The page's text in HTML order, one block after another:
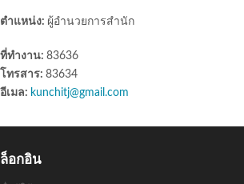
ตำแหน่ง: ผู้อำนวยการสำนัก
ที่ทำงาน: 83636
โทรสาร: 83634
อีเมล: kunchitj@gmail.com
ล็อกอิน